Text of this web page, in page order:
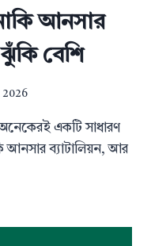
আনসার
বেশি
2026
অনেকেরই একটি সাধারণ
আনসার ব্যাটালিয়ন, আর